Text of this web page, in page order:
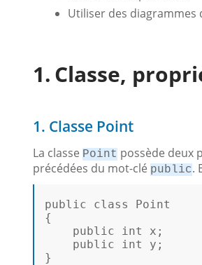
Utiliser des diagrammes
Classe,
1. Classe Point
La classe Point possède deux
précédées du mot-clé public.
public class
Point
{
public
int
x;
public
int
y;
}